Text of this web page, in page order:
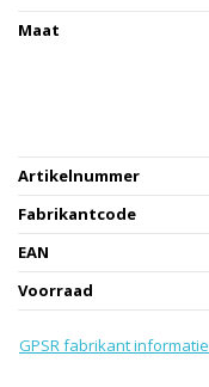
Maat
Artikelnummer
Fabrikantcode
EAN
Voorraad
GPSR fabrikant informatie